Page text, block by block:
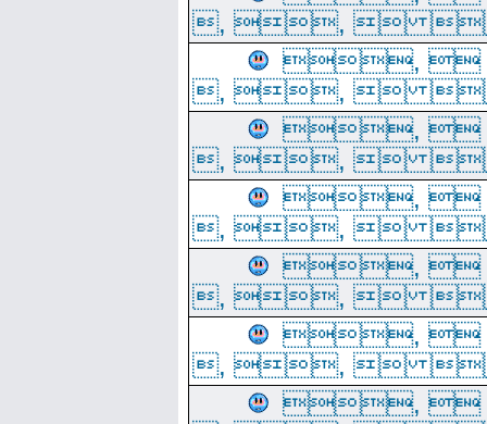
, , 
,
, , 
,
, , 
,
, , 
,
, , 
,
, , 
,